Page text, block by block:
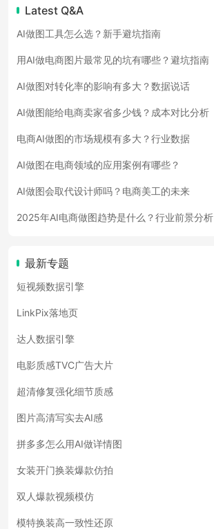
Latest Q&A
AI做图工具怎么选？新手避坑指南
用AI做电商图片最常见的坑有哪些？避坑指南
AI做图对转化率的影响有多大？数据说话
AI做图能给电商卖家省多少钱？成本对比分析
电商AI做图的市场规模有多大？行业数据
AI做图在电商领域的应用案例有哪些？
AI做图会取代设计师吗？电商美工的未来
2025年AI电商做图趋势是什么？行业前景分析
最新专题
短视频数据引擎
LinkPix落地页
达人数据引擎
电影质感TVC广告大片
超清修复强化细节质感
图片高清写实去AI感
拼多多怎么用AI做详情图
女装开门换装爆款仿拍
双人爆款视频模仿
模特换装高一致性还原